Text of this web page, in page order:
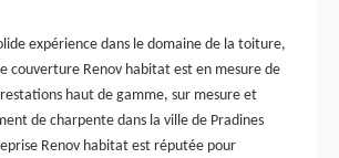
expérience dans le domaine de la toiture,
couverture Renov habitat est en mesure de
haut de gamme, sur mesure et
de charpente dans la ville de Pradines
Renov habitat est réputée pour